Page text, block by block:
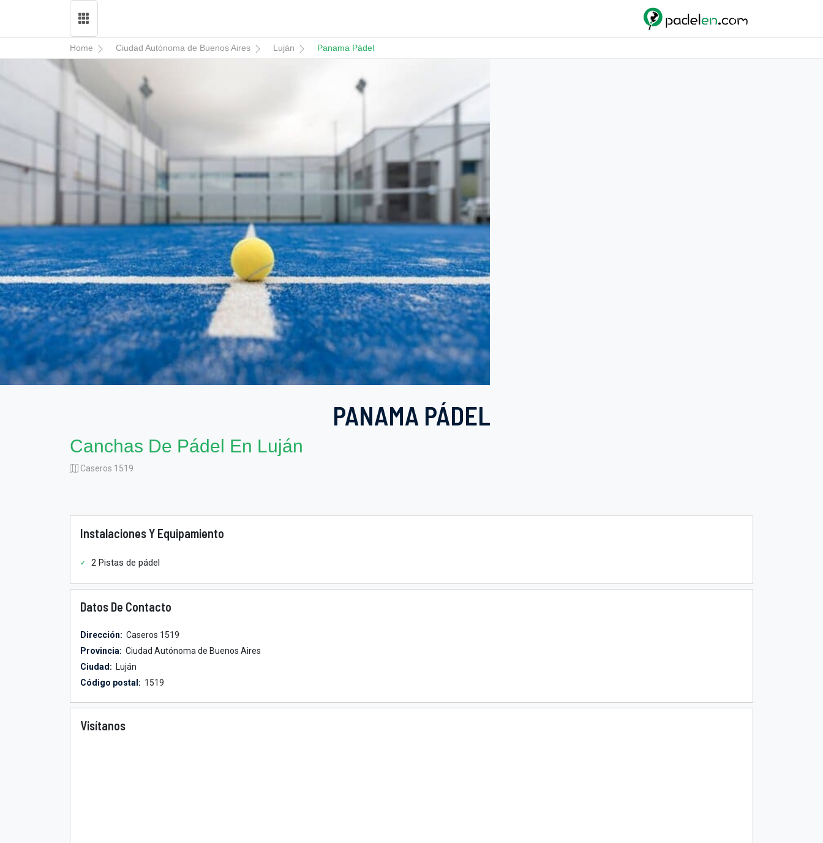
Home Ciudad Autónoma de Buenos Aires Luján Panama Pádel
PANAMA PÁDEL
Canchas De Pádel En Luján
Caseros 1519
Instalaciones Y Equipamiento
2 Pistas de pádel
Datos De Contacto
Dirección: Caseros 1519
Provincia: Ciudad Autónoma de Buenos Aires
Ciudad: Luján
Código postal: 1519
Visítanos